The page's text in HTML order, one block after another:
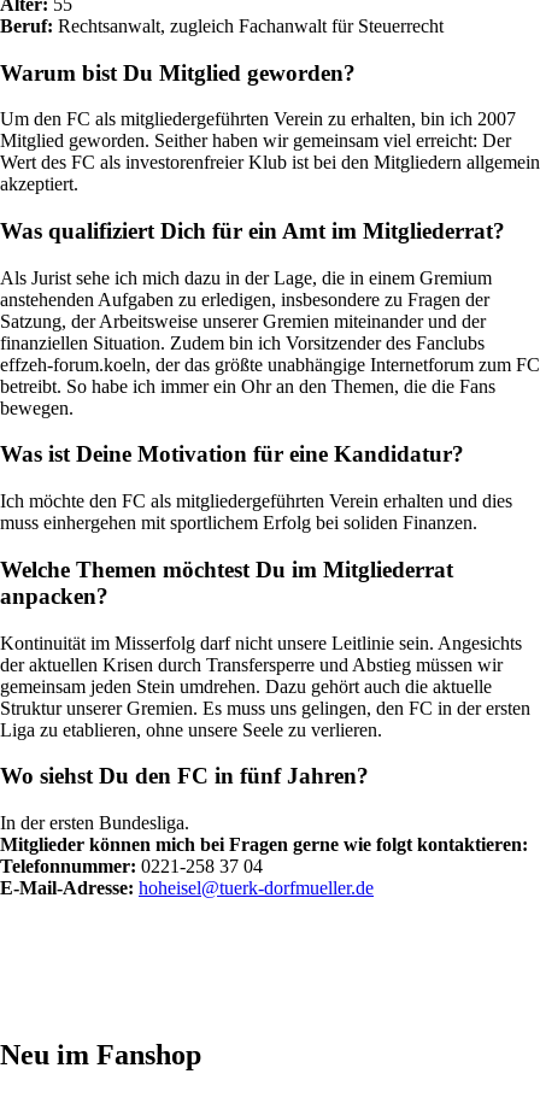
Beruf: Rechtsanwalt, zugleich Fachanwalt für Steuerrecht
Warum bist Du Mitglied geworden?
Um den FC als mitgliedergeführten Verein zu erhalten, bin ich 2007
Mitglied geworden. Seither haben wir gemeinsam viel erreicht: Der
Wert des FC als investorenfreier Klub ist bei den Mitgliedern allgemein
akzeptiert.
Was qualifiziert Dich für ein Amt im Mitgliederrat?
Als Jurist sehe ich mich dazu in der Lage, die in einem Gremium
anstehenden Aufgaben zu erledigen, insbesondere zu Fragen der
Satzung, der Arbeitsweise unserer Gremien miteinander und der
finanziellen Situation. Zudem bin ich Vorsitzender des Fanclubs
effzeh-forum.koeln, der das größte unabhängige Internetforum zum FC
betreibt. So habe ich immer ein Ohr an den Themen, die die Fans
bewegen.
Was ist Deine Motivation für eine Kandidatur?
Ich möchte den FC als mitgliedergeführten Verein erhalten und dies
muss einhergehen mit sportlichem Erfolg bei soliden Finanzen.
Welche Themen möchtest Du im Mitgliederrat
anpacken?
Kontinuität im Misserfolg darf nicht unsere Leitlinie sein. Angesichts
der aktuellen Krisen durch Transfersperre und Abstieg müssen wir
gemeinsam jeden Stein umdrehen. Dazu gehört auch die aktuelle
Struktur unserer Gremien. Es muss uns gelingen, den FC in der ersten
Liga zu etablieren, ohne unsere Seele zu verlieren.
Wo siehst Du den FC in fünf Jahren?
In der ersten Bundesliga.
Mitglieder können mich bei Fragen gerne wie folgt kontaktieren:
Telefonnummer: 0221-258 37 04
E-Mail-Adresse: hoheisel@tuerk-dorfmueller.de
Neu im Fanshop